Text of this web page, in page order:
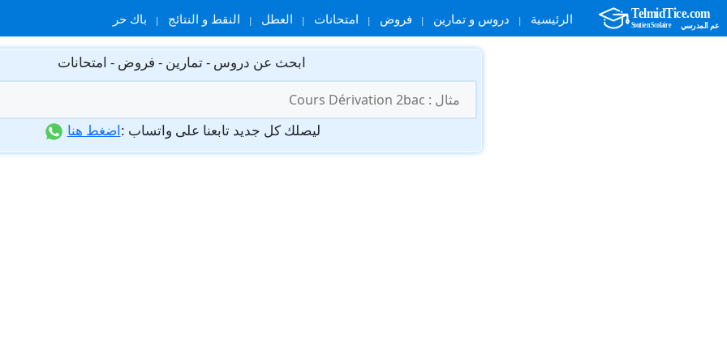
الرئيسية دروس و تمارين فروض امتحانات العطل النقط و النتائج باك حر
ابحث عن دروس - تمارين - فروض - امتحانات
عن:
ليصلك كل جديد تابعنا على واتساب :اضغط هنا